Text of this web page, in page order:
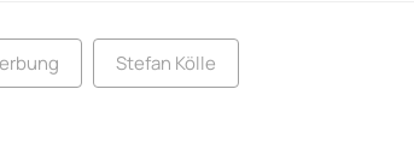
Stefan Kölle